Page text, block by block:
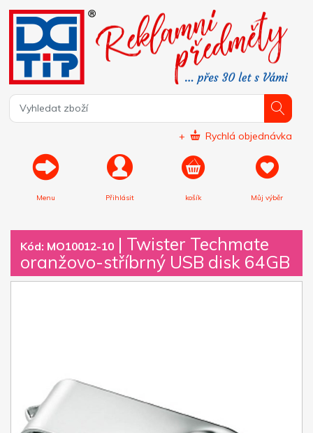
+ Rychlá objednávka
Menu Přihlásit košík Můj výběr
Kód: MO10012-10 | Twister Techmate
oranžovo-stříbrný USB disk 64GB